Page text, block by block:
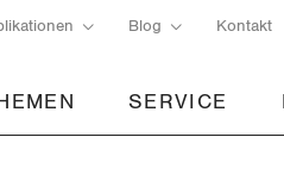
Blog Kontakt
SERVICE